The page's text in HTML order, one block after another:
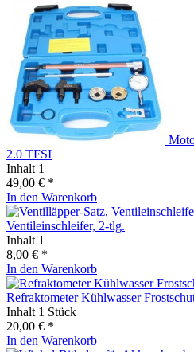
2.0 TFSI
Inhalt 1
49,00 € *
In den Warenkorb
Ventileinschleifer, 2-tlg.
Inhalt 1
8,00 € *
In den Warenkorb
Refraktometer Kühlwasser
Inhalt 1 Stück
20,00 € *
In den Warenkorb